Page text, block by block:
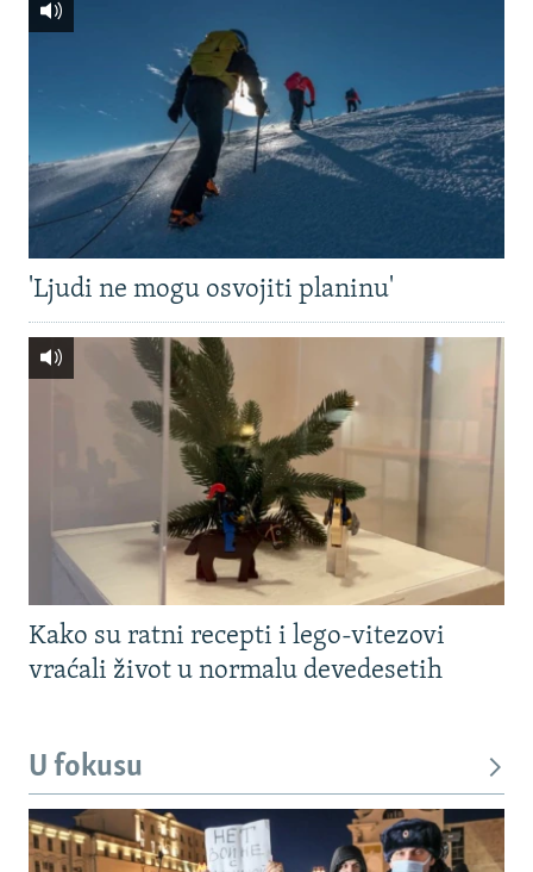
'Ljudi ne mogu osvojiti planinu'
Kako su ratni recepti i lego-vitezovi
vraćali život u normalu devedesetih
U fokusu